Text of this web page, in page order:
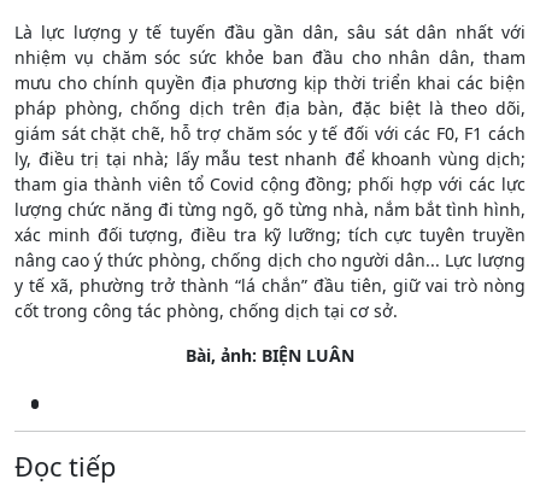
Là lực lượng y tế tuyến đầu gần dân, sâu sát dân nhất với
nhiệm vụ chăm sóc sức khỏe ban đầu cho nhân dân, tham
mưu cho chính quyền địa phương kịp thời triển khai các biện
pháp phòng, chống dịch trên địa bàn, đặc biệt là theo dõi,
giám sát chặt chẽ, hỗ trợ chăm sóc y tế đối với các F0, F1 cách
ly, điều trị tại nhà; lấy mẫu test nhanh để khoanh vùng dịch;
tham gia thành viên tổ Covid cộng đồng; phối hợp với các lực
lượng chức năng đi từng ngõ, gõ từng nhà, nắm bắt tình hình,
xác minh đối tượng, điều tra kỹ lưỡng; tích cực tuyên truyền
nâng cao ý thức phòng, chống dịch cho người dân... Lực lượng
y tế xã, phường trở thành “lá chắn” đầu tiên, giữ vai trò nòng
cốt trong công tác phòng, chống dịch tại cơ sở.
Bài, ảnh: BIỆN LUÂN
Đọc tiếp